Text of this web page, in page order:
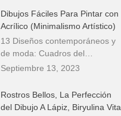
Dibujos Fáciles Para Pintar con
Acrílico (Minimalismo Artístico)
13 Diseños contemporáneos y
de moda: Cuadros del…
Septiembre 13, 2023
Rostros Bellos, La Perfección
del Dibujo A Lápiz, Biryulina Vita